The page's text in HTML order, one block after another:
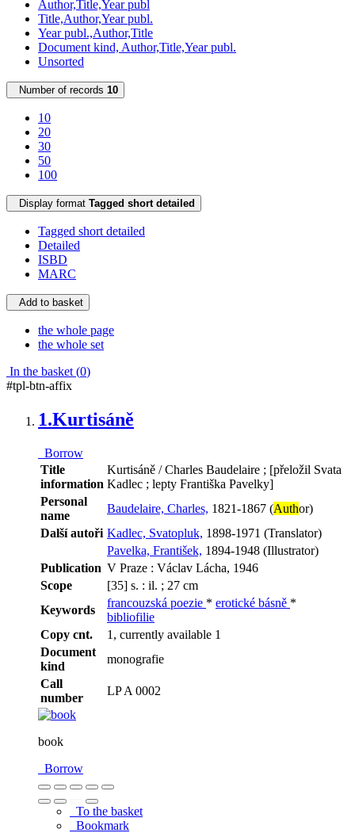
Author,Title,Year publ
Title,Author,Year publ.
Year publ.,Author,Title
Document kind, Author,Title,Year publ.
Unsorted
Number of records 10
10
20
30
50
100
Display format Tagged short detailed
Tagged short detailed
Detailed
ISBD
MARC
Add to basket
the whole page
the whole set
In the basket (0)
#tpl-btn-affix
1.Kurtisáně
Borrow
Title
information
Kurtisáně / Charles Baudelaire ; [přeložil Svata
Kadlec ; lepty Františka Pavelky]
Personal
name
Baudelaire, Charles, 1821-1867 (Author)
Další autoři Kadlec, Svatopluk, 1898-1971 (Translator)
Pavelka, František, 1894-1948 (Illustrator)
Publication V Praze : Václav Lácha, 1946
Scope
[35] s. : il. ; 27 cm
Keywords
francouzská poezie * erotické básně *
bibliofilie
Copy cnt.
1, currently available 1
Document
kind
monografie
Call
number
LP A 0002
book
Borrow
To the basket
Bookmark